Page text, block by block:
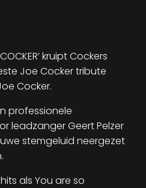
kruipt Cockers
Joe Cocker tribute
Cocker.
professionele
leadzanger Geert Pelzer
stemgeluid neergezet
als You are so